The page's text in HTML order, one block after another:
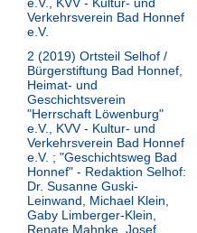
Verkehrsverein Bad Honnef
e.V.
2 (2019) Ortsteil Selhof /
Bürgerstiftung Bad Honnef,
Heimat- und
Geschichtsverein
"Herrschaft Löwenburg"
e.V., KVV - Kultur- und
Verkehrsverein Bad Honnef
e.V. ; "Geschichtsweg Bad
Honnef" - Redaktion Selhof:
Dr. Susanne Guski-
Leinwand, Michael Klein,
Gaby Limberger-Klein,
Renate Mahnke, Josef